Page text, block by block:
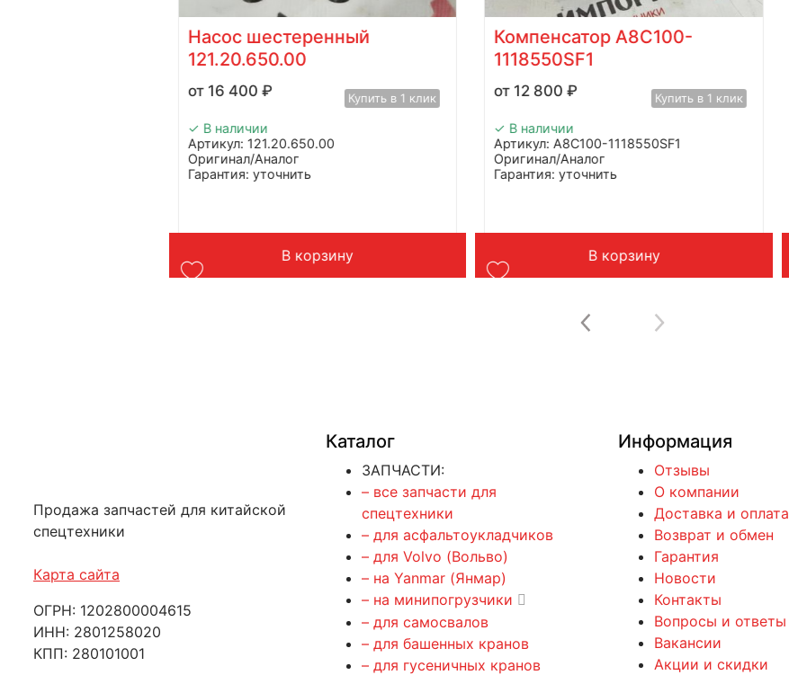
Насос шестеренный
121.20.650.00
16 400 ₽ Купить в 1 клик
✓ В наличии
Артикул: 121.20.650.00
Оригинал/Аналог
Гарантия: уточнить
Haide
В корзину
Компенсатор A8C100-
1118550SF1
12 800 ₽ Купить в 1 клик
✓ В наличии
Артикул: A8C100-1118550SF1
Оригинал/Аналог
Гарантия: уточнить
Вес: 2,5 кг
В корзину
Продажа запчастей для китайской
спецтехники
Карта сайта
ОГРН: 1202800004615
ИНН: 2801258020
КПП: 280101001
Каталог
ЗАПЧАСТИ:
– все запчасти для
спецтехники
– для асфальтоукладчиков
– для Volvo (Вольво)
– на Yanmar (Янмар)
– на минипогрузчики
– для самосвалов
– для башенных кранов
– для гусеничных кранов
Информация
Отзывы
О компании
Доставка и оплата
Возврат и обмен
Гарантия
Новости
Контакты
Вопросы и ответы
Вакансии
Акции и скидки